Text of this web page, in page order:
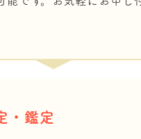
・鑑定